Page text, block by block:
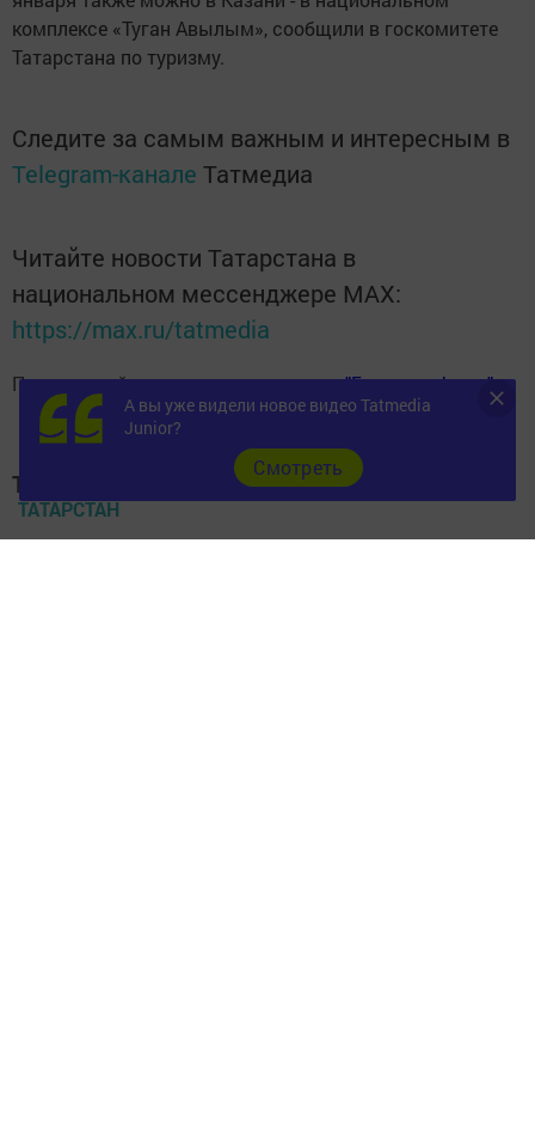
комплексе «Туган Авылым», сообщили в госкомитете
Татарстана по туризму.
Следите за самым важным и интересным в
Telegram-канале Татмедиа
Читайте новости Татарстана в
национальном мессенджере MАХ:
https://max.ru/tatmedia
Подписывайтесь нателеграм-канал "Бавлы-информ"
Теги:
ТАТАРСТАН
А вы уже видели новое видео Tatmedia
Junior?
Cмотреть